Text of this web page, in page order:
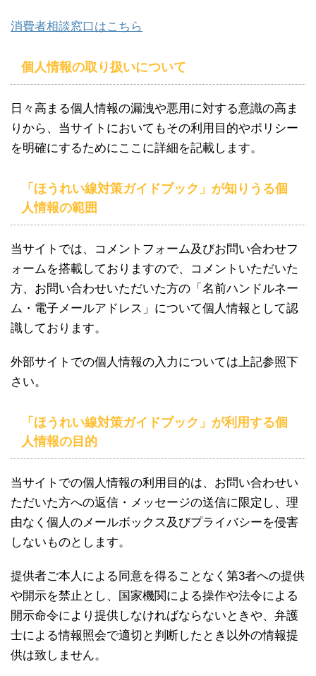
消費者相談窓口はこちら
個人情報の取り扱いについて
日々高まる個人情報の漏洩や悪用に対する意識の高ま
りから、当サイトにおいてもその利用目的やポリシー
を明確にするためにここに詳細を記載します。
「ほうれい線対策ガイドブック」が知りうる個
人情報の範囲
当サイトでは、コメントフォーム及びお問い合わせフ
ォームを搭載しておりますので、コメントいただいた
方、お問い合わせいただいた方の「名前ハンドルネー
ム・電子メールアドレス」について個人情報として認
識しております。
外部サイトでの個人情報の入力については上記参照下
さい。
「ほうれい線対策ガイドブック」が利用する個
人情報の目的
当サイトでの個人情報の利用目的は、お問い合わせい
ただいた方への返信・メッセージの送信に限定し、理
由なく個人のメールボックス及びプライバシーを侵害
しないものとします。
提供者ご本人による同意を得ることなく第3者への提供
や開示を禁止とし、国家機関による操作や法令による
開示命令により提供しなければならないときや、弁護
士による情報照会で適切と判断したとき以外の情報提
供は致しません。